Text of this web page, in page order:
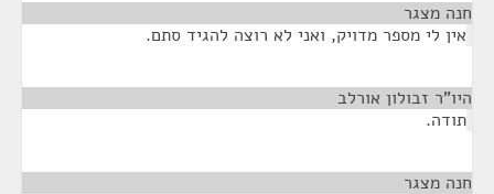
חנה מצגר
אין לי מספר מדויק, ואני לא רוצה להגיד סתם.
היו"ר זבולון אורלב
תודה.
חנה מצגר